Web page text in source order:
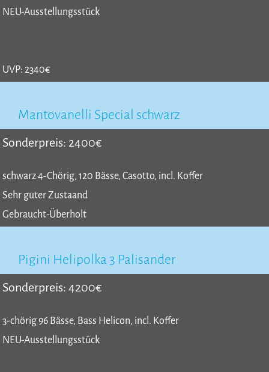
NEU-Ausstellungsstück
UVP: 2340€
Mantovanelli Special schwarz
Sonderpreis: 2400€
schwarz 4-Chörig, 120 Bässe, Casotto, incl. Koffer
Sehr guter Zustaand
Gebraucht-Überholt
Pigini Helipolka 3 Palisander
Sonderpreis: 4200€
3-chörig 96 Bässe, Bass Helicon, incl. Koffer
NEU-Ausstellungsstück